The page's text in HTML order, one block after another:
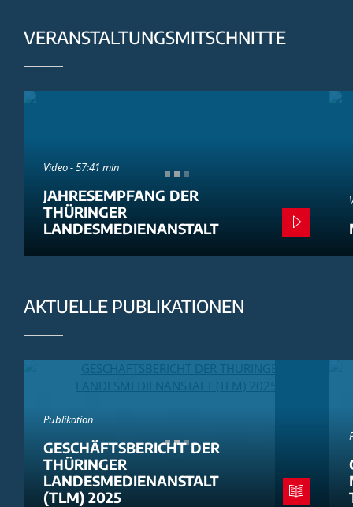
VERANSTALTUNGSMITSCHNITTE
Video - 57:41 min
JAHRESEMPFANG DER
THÜRINGER
LANDESMEDIENANSTALT
AKTUELLE PUBLIKATIONEN
Publikation
GESCHÄFTSBERICHT DER
THÜRINGER
LANDESMEDIENANSTALT
(TLM) 2025